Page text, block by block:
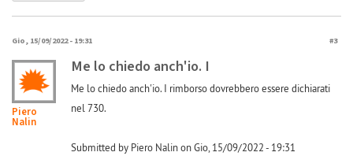
Gio, 15/09/2022 - 19:31 #3
Piero
Nalin
Me lo chiedo anch'io. I
Me lo chiedo anch'io. I rimborso dovrebbero essere dichiarati
nel 730.
Submitted by Piero Nalin on Gio, 15/09/2022 - 19:31